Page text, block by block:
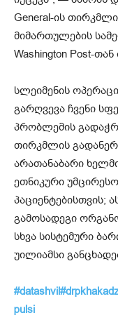
General-ის
მიმართულების
Washington Post-
სლეიმენის
გარღვევა ჩვენი
პრობლემის
თირკმლის
არათანაბარი
ეთნიკური
პაციენტებისთვის;
გამოსადეგი
სხვა სისტემური
უილიამსი
#datashvil
pulsi